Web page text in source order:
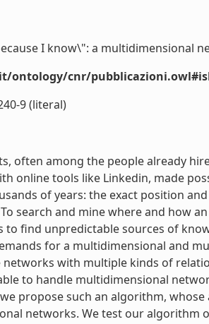
I know\": a multidimensional
ontology/cnr/
9 (literal)
often among the people already
online tools like Linkedin, made
of years: the exact position
search and mine where and how
to find unpredictable sources of
for a multidimensional and
with multiple kinds of
to handle multidimensional
propose such an algorithm,
networks. We test our algorithm